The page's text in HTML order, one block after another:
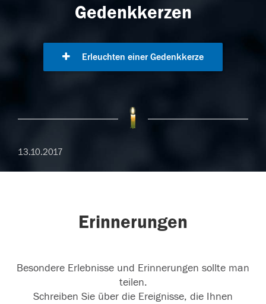
Gedenkkerzen
Erleuchten einer Gedenkkerze
13.10.2017
Erinnerungen
Besondere Erlebnisse und Erinnerungen sollte man
teilen.
Schreiben Sie über die Ereignisse, die Ihnen